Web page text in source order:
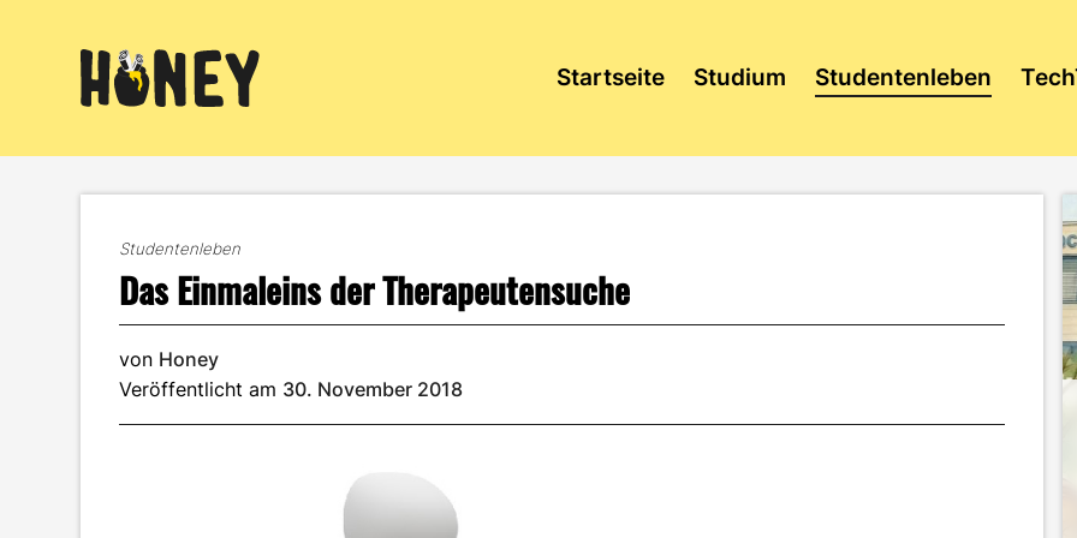
Startseite Studium Studentenleben
Studentenleben
Das Einmaleins der Therapeutensuche
von Honey
Veröffentlicht am 30. November 2018